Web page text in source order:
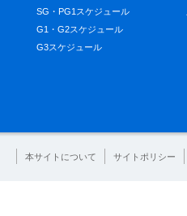
SG・PG1スケジュール
G1・G2スケジュール
G3スケジュール
本サイトについて サイトポリシー